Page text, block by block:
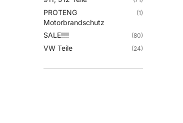
PROTENG
Motorbrandschutz
(1)
SALE!!!! (80)
VW Teile (24)